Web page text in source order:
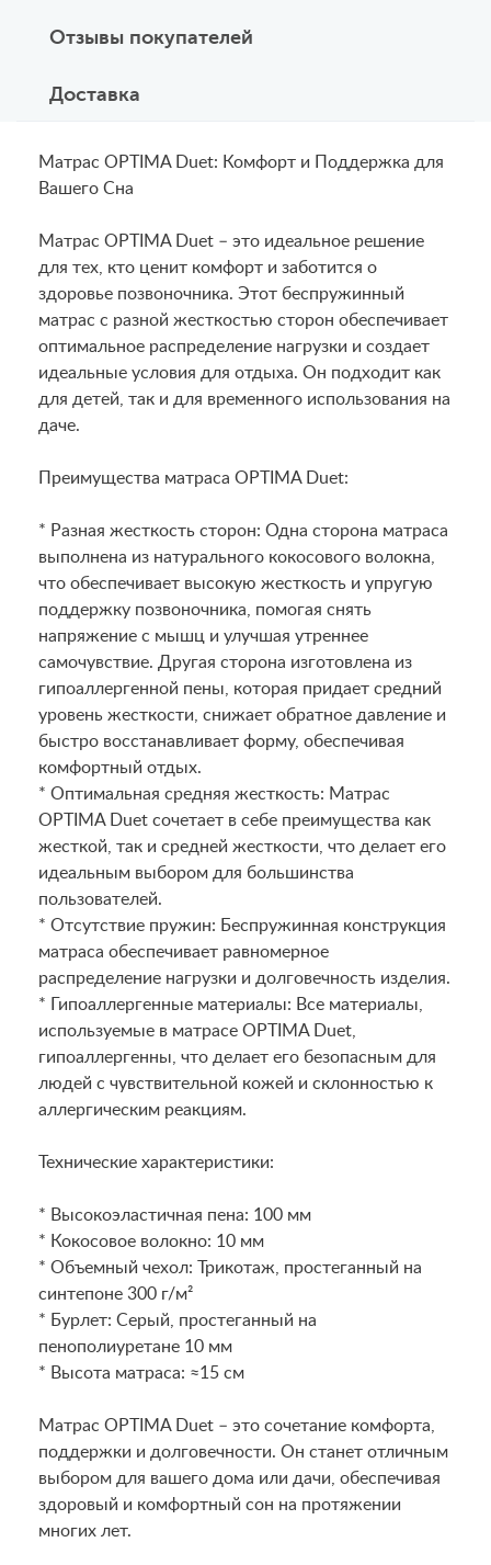
Отзывы покупателей
Доставка
Матрас OPTIMA Duet: Комфорт и Поддержка для
Вашего Сна
Матрас OPTIMA Duet – это идеальное решение
для тех, кто ценит комфорт и заботится о
здоровье позвоночника. Этот беспружинный
матрас с разной жесткостью сторон обеспечивает
оптимальное распределение нагрузки и создает
идеальные условия для отдыха. Он подходит как
для детей, так и для временного использования на
даче.
Преимущества матраса OPTIMA Duet:
* Разная жесткость сторон: Одна сторона матраса
выполнена из натурального кокосового волокна,
что обеспечивает высокую жесткость и упругую
поддержку позвоночника, помогая снять
напряжение с мышц и улучшая утреннее
самочувствие. Другая сторона изготовлена из
гипоаллергенной пены, которая придает средний
уровень жесткости, снижает обратное давление и
быстро восстанавливает форму, обеспечивая
комфортный отдых.
* Оптимальная средняя жесткость: Матрас
OPTIMA Duet сочетает в себе преимущества как
жесткой, так и средней жесткости, что делает его
идеальным выбором для большинства
пользователей.
* Отсутствие пружин: Беспружинная конструкция
матраса обеспечивает равномерное
распределение нагрузки и долговечность изделия.
* Гипоаллергенные материалы: Все материалы,
используемые в матрасе OPTIMA Duet,
гипоаллергенны, что делает его безопасным для
людей с чувствительной кожей и склонностью к
аллергическим реакциям.
Технические характеристики:
* Высокоэластичная пена: 100 мм
* Кокосовое волокно: 10 мм
* Объемный чехол: Трикотаж, простеганный на
синтепоне 300 г/м²
* Бурлет: Серый, простеганный на
пенополиуретане 10 мм
* Высота матраса: ≈15 см
Матрас OPTIMA Duet – это сочетание комфорта,
поддержки и долговечности. Он станет отличным
выбором для вашего дома или дачи, обеспечивая
здоровый и комфортный сон на протяжении
многих лет.